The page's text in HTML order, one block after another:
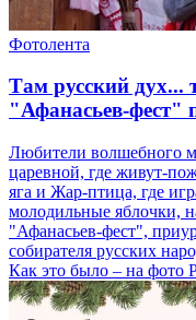
Фотолента
Там русский дух...
"Афанасьев-фест"
Любители волшебного
царевной, где живут-
яга и Жар-птица, где
молодильные яблочки,
"Афанасьев-фест",
собирателя русских
Как это было – на фото